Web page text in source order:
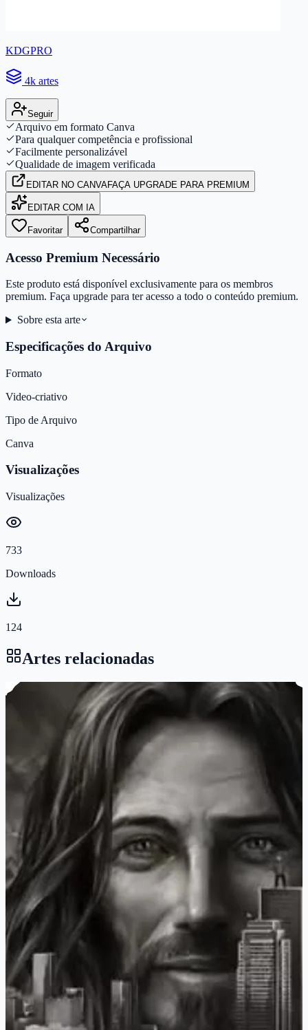
KDGPRO
4k artes
Seguir
Arquivo em formato Canva
Para qualquer competência e profissional
Facilmente personalizável
Qualidade de imagem verificada
EDITAR NO CANVAFAÇA UPGRADE PARA PREMIUM
EDITAR COM IA
Favoritar Compartilhar
Acesso Premium Necessário
Este produto está disponível exclusivamente para os membros
premium. Faça upgrade para ter acesso a todo o conteúdo premium.
Sobre esta arte
Especificações do Arquivo
Formato
Video-criativo
Tipo de Arquivo
Canva
Visualizações
Visualizações
733
Downloads
124
Artes relacionadas